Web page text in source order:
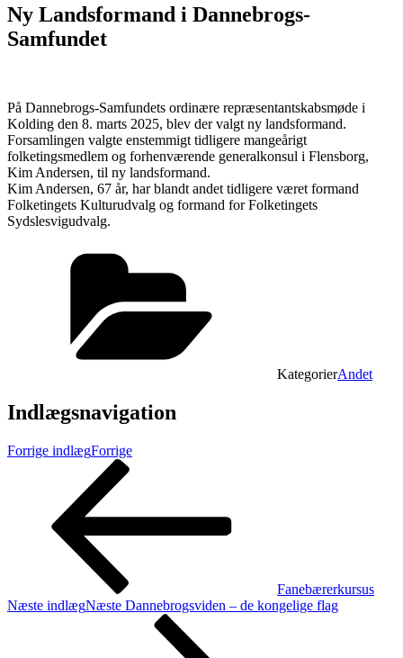
Ny Landsformand i Dannebrogs-
Samfundet
På Dannebrogs-Samfundets ordinære repræsentantskabsmøde i
Kolding den 8. marts 2025, blev der valgt ny landsformand.
Forsamlingen valgte enstemmigt tidligere mangeårigt
folketingsmedlem og forhenværende generalkonsul i Flensborg,
Kim Andersen, til ny landsformand.
Kim Andersen, 67 år, har blandt andet tidligere været formand
Folketingets Kulturudvalg og formand for Folketingets
Sydslesvigudvalg.
KategorierAndet
Indlægsnavigation
Forrige indlægForrige
Fanebærerkursus
Næste indlægNæste Dannebrogsviden – de kongelige flag